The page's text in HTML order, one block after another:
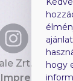
Blog
Zrt.
Impresszum
hogy